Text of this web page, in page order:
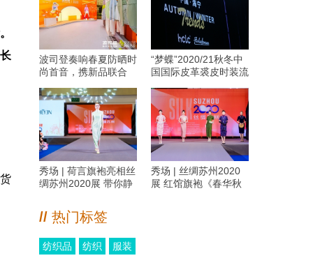
波司登奏响春夏防晒时
尚首音，携新品联合
防晒新时尚手册
“梦蝶”2020/21秋冬中
国国际皮革裘皮时装流
秀场 | 荷言旗袍亮相丝
绸苏州2020展 带你静
秀场 | 丝绸苏州2020
展 红馆旗袍《春华秋
// 热门标签
纺织品 纺织 服装